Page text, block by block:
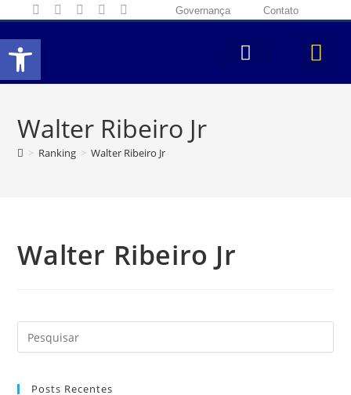
Abrir a barra de ferramentas
Governança Contato
Walter Ribeiro Jr
> Ranking > Walter Ribeiro Jr
Walter Ribeiro Jr
Posts Recentes